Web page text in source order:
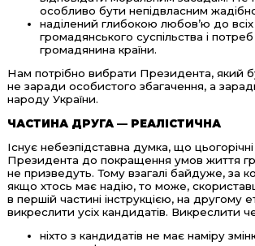
особливо бути непідвласним
наділений глибокою любов’ю до всіх
громадянського суспільства і
громадянина країни.
Нам потрібно вибрати Президента, який
не заради особистого збагачення, а
народу України.
ЧАСТИНА ДРУГА — РЕАЛІСТИЧНА
Існує небезпідставна думка, що
Президента до покращення умов життя
не призведуть. Тому взагалі байдуже, за
якщо хтось має надію, то може,
в першій частині інструкцією, на другому
викреслити усіх кандидатів. Викреслити
ніхто з кандидатів не має наміру